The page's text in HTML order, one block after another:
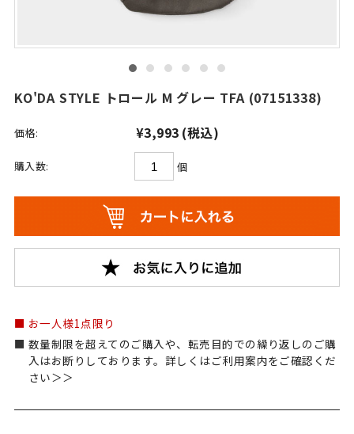
KO'DA STYLE トロール M グレー TFA (07151338)
価格: ¥3,993 (税込)
購入数: 個
お一人様1点限り
数量制限を超えてのご購入や、転売目的での繰り返しのご購
入はお断りしております。詳しくはご利用案内をご確認くだ
さい＞＞